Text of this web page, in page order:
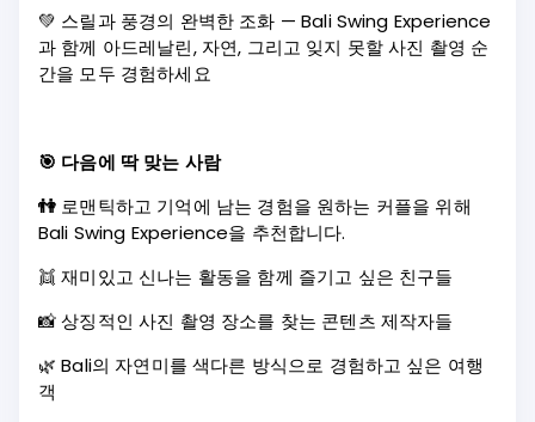
💚 스릴과 풍경의 완벽한 조화 — Bali Swing Experience
과 함께 아드레날린, 자연, 그리고 잊지 못할 사진 촬영 순
간을 모두 경험하세요
🎯 다음에 딱 맞는 사람
👫 로맨틱하고 기억에 남는 경험을 원하는 커플을 위해
Bali Swing Experience을 추천합니다.
👯 재미있고 신나는 활동을 함께 즐기고 싶은 친구들
📸 상징적인 사진 촬영 장소를 찾는 콘텐츠 제작자들
🌿 Bali의 자연미를 색다른 방식으로 경험하고 싶은 여행
객